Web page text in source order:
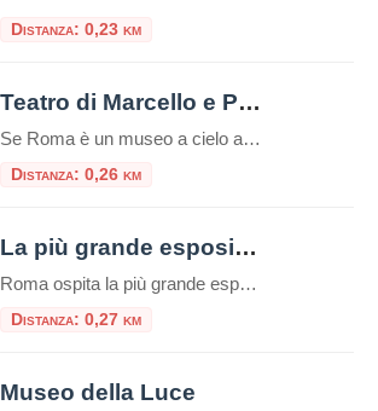
Distanza: 0,23 km
Teatro di Marcello e Portico di Ottavia
Se Roma è un museo a cielo aperto, l’area che comprende il Teatro di Marcello e il Portico di Ottavia ne è senza dubbio il padiglione più incredibile. Situati nel cuore del Rione Sant’Angelo, a due passi dal Ghetto Ebraico, questi due monumenti non sono semplici rovine: sono la dimostrazione vivente di come la Città […]
Distanza: 0,26 km
La più grande esposizione europea di mattoncini LEGO®
Roma ospita la più grande esposizione europea di modelli realizzati con i celebri mattoncini LEGO®, un evento unico e spettacolare nel cuore del centro storico, a due passi da Piazza Venezia. Un’esposizione inedita Tutti i modelli in mostra sono inediti e mai presentati prima. Oltre 100 diorami e migliaia di costruzioni, per un totale di […]
Distanza: 0,27 km
Museo della Luce